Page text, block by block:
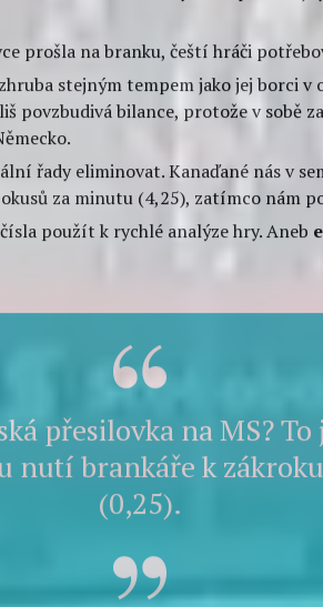
ledě neexistují. Všichni, kdo
i 5v5, což logicky vede k tomu, že
ANEB CO SE
prošla na branku, čeští hráči
povzbudivá bilance, protože v sobě
řady eliminovat. Kanaďané nás v
za minutu (4,25), zatímco nám